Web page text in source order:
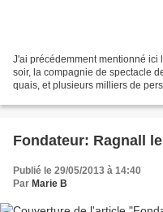
J'ai précédemment mentionné
soir, la compagnie de spectacle
quais, et plusieurs milliers de
Fondateur: Ragnall
Publié le 29/05/2013 à 14:40
Par Marie B